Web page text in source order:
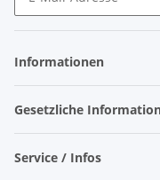
Informationen
Gesetzliche
Service / Infos